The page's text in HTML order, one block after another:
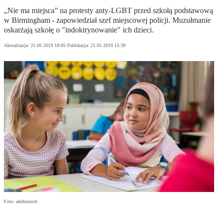
„Nie ma miejsca” na protesty anty-LGBT przed szkołą podstawową
w Birmingham - zapowiedział szef miejscowej policji. Muzułmanie
oskarżają szkołę o "indoktrynowanie" ich dzieci.
Aktualizacja: 21.05.2019 18:05 Publikacja: 21.05.2019 15:39
Foto: adobestock